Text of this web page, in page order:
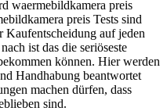
waermebildkamera preis
preis Tests sind
Kaufentscheidung auf jeden
ist das die seriöseste
können. Hier werden
Handhabung beantwortet
machen dürfen, dass
sind.